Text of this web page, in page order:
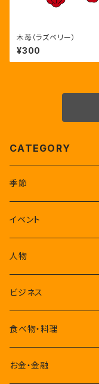
木苺（ラズベリー）
¥300
CATEGORY
季節
1-3月
4-6月
7-9月
10-12月
イベント
人物
ビジネス
食べ物・料理
お金・金融